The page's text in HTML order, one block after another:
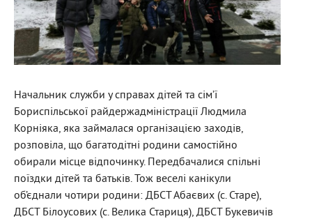
Начальник служби у справах дітей та сім’ї
Бориспільської райдержадміністрації Людмила
Корніяка, яка займалася організацією заходів,
розповіла, що багатодітні родини самостійно
обирали місце відпочинку. Передбачалися спільні
поїздки дітей та батьків. Тож веселі канікули
об’єднали чотири родини: ДБСТ Абаєвих (с. Старе),
ДБСТ Білоусових (с. Велика Стариця), ДБСТ Букевичів